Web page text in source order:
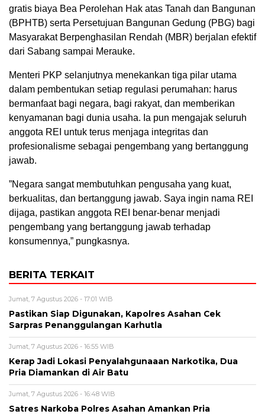
gratis biaya Bea Perolehan Hak atas Tanah dan Bangunan
(BPHTB) serta Persetujuan Bangunan Gedung (PBG) bagi
Masyarakat Berpenghasilan Rendah (MBR) berjalan efektif
dari Sabang sampai Merauke.
Menteri PKP selanjutnya menekankan tiga pilar utama
dalam pembentukan setiap regulasi perumahan: harus
bermanfaat bagi negara, bagi rakyat, dan memberikan
kenyamanan bagi dunia usaha. Ia pun mengajak seluruh
anggota REI untuk terus menjaga integritas dan
profesionalisme sebagai pengembang yang bertanggung
jawab.
​”Negara sangat membutuhkan pengusaha yang kuat,
berkualitas, dan bertanggung jawab. Saya ingin nama REI
dijaga, pastikan anggota REI benar-benar menjadi
pengembang yang bertanggung jawab terhadap
konsumennya,” pungkasnya.
BERITA TERKAIT
Jumat, 7 Agustus 2026 - 17:01 WIB
Pastikan Siap Digunakan, Kapolres Asahan Cek
Sarpras Penanggulangan Karhutla
Jumat, 7 Agustus 2026 - 16:55 WIB
Kerap Jadi Lokasi Penyalahgunaaan Narkotika, Dua
Pria Diamankan di Air Batu
Jumat, 7 Agustus 2026 - 16:48 WIB
Satres Narkoba Polres Asahan Amankan Pria